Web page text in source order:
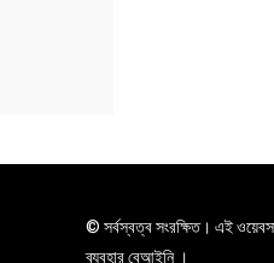
© সর্বস্বত্ব সংরক্ষিত। এই
ব্যবহার বেআইনি ।